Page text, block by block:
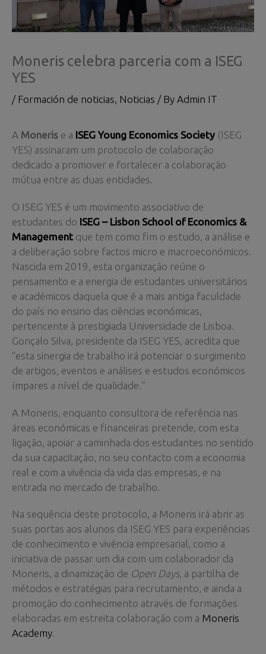
Moneris celebra parceria com a ISEG
YES
/ Formación de noticias, Noticias / By Admin IT
A Moneris e a ISEG Young Economics Society (ISEG
YES) assinaram um protocolo de colaboração
dedicado a promover e fortalecer a colaboração
mútua entre as duas entidades.
O ISEG YES é um movimento associativo de
estudantes do ISEG – Lisbon School of Economics &
Management que tem como fim o estudo, a análise e
a deliberação sobre factos micro e macroeconómicos.
Nascida em 2019, esta organização reúne o
pensamento e a energia de estudantes universitários
e académicos daquela que é a mais antiga faculdade
do país no ensino das ciências económicas,
pertencente à prestigiada Universidade de Lisboa.
Gonçalo Silva, presidente da ISEG YES, acredita que
“esta sinergia de trabalho irá potenciar o surgimento
de artigos, eventos e análises e estudos económicos
ímpares a nível de qualidade.”
A Moneris, enquanto consultora de referência nas
áreas económicas e financeiras pretende, com esta
ligação, apoiar a caminhada dos estudantes no sentido
da sua capacitação, no seu contacto com a economia
real e com a vivência da vida das empresas, e na
entrada no mercado de trabalho.
Na sequência deste protocolo, a Moneris irá abrir as
suas portas aos alunos da ISEG YES para experiências
de conhecimento e vivência empresarial, como a
iniciativa de passar um dia com um colaborador da
Moneris, a dinamização de Open Days, a partilha de
métodos e estratégias para recrutamento, e ainda a
promoção do conhecimento através de formações
elaboradas em estreita colaboração com a Moneris
Academy.